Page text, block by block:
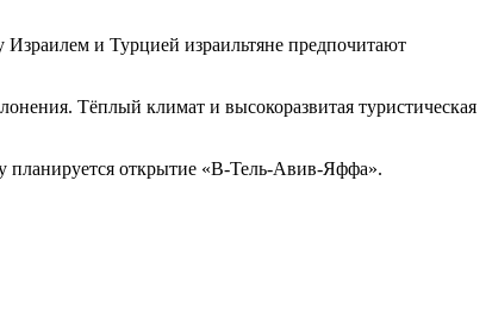
и Турцией израильтяне предпочитают
Тёплый климат и высокоразвитая туристическая
планируется открытие «В-Тель-Авив-Яффа».